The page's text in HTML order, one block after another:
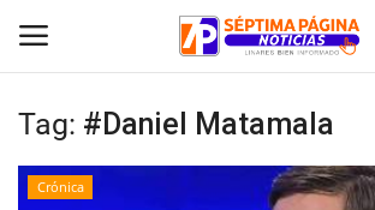
Inicio
Tag: #Daniel Matamala
Crónica